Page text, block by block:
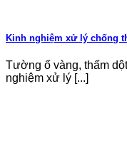
Kinh nghiệm xử lý chống
Tường ố vàng, thấm
nghiệm xử lý [...]